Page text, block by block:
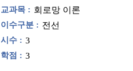
교과목 : 회로망 이론
이수구분 : 전선
시수 : 3
학점 : 3